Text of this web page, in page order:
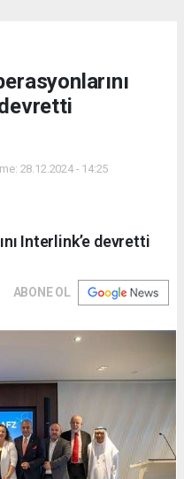
28.12.2024 - 14:25
Interlink’e devretti
ABONE OL